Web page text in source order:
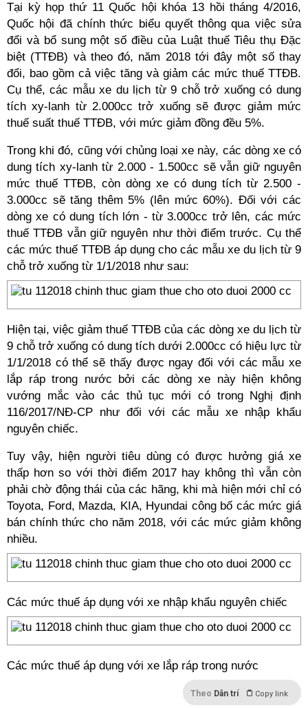
Tại kỳ họp thứ 11 Quốc hội khóa 13 hồi tháng 4/2016,
Quốc hội đã chính thức biểu quyết thông qua việc sửa
đổi và bổ sung một số điều của Luật thuế Tiêu thụ Đặc
biệt (TTĐB) và theo đó, năm 2018 tới đây một số thay
đổi, bao gồm cả việc tăng và giảm các mức thuế TTĐB.
Cụ thể, các mẫu xe du lịch từ 9 chỗ trở xuống có dung
tích xy-lanh từ 2.000cc trở xuống sẽ được giảm mức
thuế suất thuế TTĐB, với mức giảm đồng đều 5%.
Trong khi đó, cũng với chủng loại xe này, các dòng xe có
dung tích xy-lanh từ 2.000 - 1.500cc sẽ vẫn giữ nguyên
mức thuế TTĐB, còn dòng xe có dung tích từ 2.500 -
3.000cc sẽ tăng thêm 5% (lên mức 60%). Đối với các
dòng xe có dung tích lớn - từ 3.000cc trở lên, các mức
thuế TTĐB vẫn giữ nguyên như thời điểm trước. Cụ thể
các mức thuế TTĐB áp dụng cho các mẫu xe du lịch từ 9
chỗ trở xuống từ 1/1/2018 như sau:
Hiện tại, việc giảm thuế TTĐB của các dòng xe du lịch từ
9 chỗ trở xuống có dung tích dưới 2.000cc có hiệu lực từ
1/1/2018 có thể sẽ thấy được ngay đối với các mẫu xe
lắp ráp trong nước bởi các dòng xe này hiện không
vướng mắc vào các thủ tục mới có trong Nghị định
116/2017/NĐ-CP như đối với các mẫu xe nhập khẩu
nguyên chiếc.
Tuy vậy, hiện người tiêu dùng có được hưởng giá xe
thấp hơn so với thời điểm 2017 hay không thì vẫn còn
phải chờ động thái của các hãng, khi mà hiện mới chỉ có
Toyota, Ford, Mazda, KIA, Hyundai công bố các mức giá
bán chính thức cho năm 2018, với các mức giảm không
nhiều.
Các mức thuế áp dụng với xe nhập khẩu nguyên chiếc
Các mức thuế áp dụng với xe lắp ráp trong nước
Theo Dân trí Copy link